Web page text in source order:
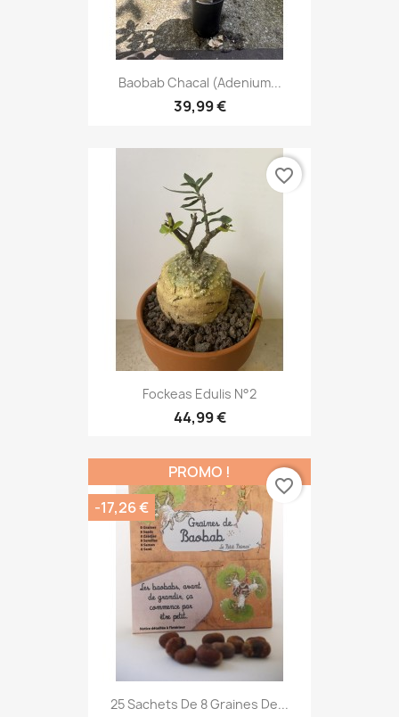
Baobab Chacal (adenium...
39,99 €
Fockeas Edulis N°2
44,99 €
favorite_border
25 Sachets De 8 Graines De...
PROMO !
-17,26 €
favorite_border